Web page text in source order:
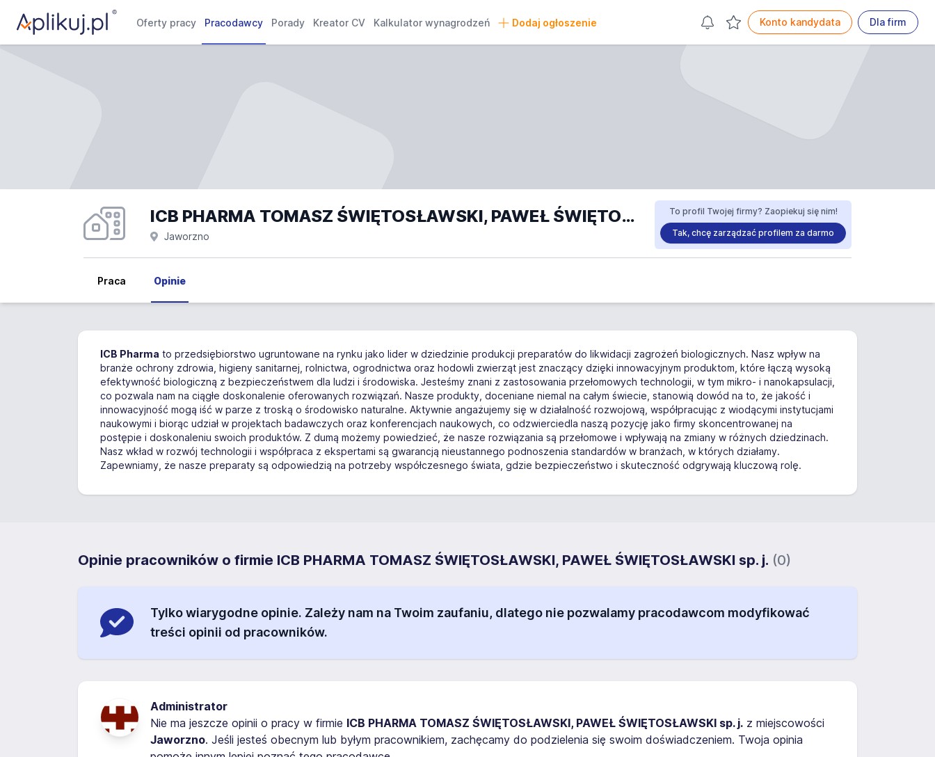
Oferty pracy Pracodawcy Porady Kreator CV Kalkulator wynagrodzeń Dodaj ogłoszenie Konto kandydata Dla firm
ICB PHARMA TOMASZ ŚWIĘTOSŁAWSKI, PAWEŁ ŚWIĘTOSŁAWSKI sp. j. opinie
Jaworzno
To profil Twojej firmy? Zaopiekuj się nim!
Tak, chcę zarządzać profilem za darmo
Praca Opinie
ICB Pharma to przedsiębiorstwo ugruntowane na rynku jako lider w dziedzinie produkcji preparatów do likwidacji zagrożeń biologicznych. Nasz wpływ na
branże ochrony zdrowia, higieny sanitarnej, rolnictwa, ogrodnictwa oraz hodowli zwierząt jest znaczący dzięki innowacyjnym produktom, które łączą wysoką
efektywność biologiczną z bezpieczeństwem dla ludzi i środowiska. Jesteśmy znani z zastosowania przełomowych technologii, w tym mikro- i nanokapsulacji,
co pozwala nam na ciągłe doskonalenie oferowanych rozwiązań. Nasze produkty, doceniane niemal na całym świecie, stanowią dowód na to, że jakość i
innowacyjność mogą iść w parze z troską o środowisko naturalne. Aktywnie angażujemy się w działalność rozwojową, współpracując z wiodącymi instytucjami
naukowymi i biorąc udział w projektach badawczych oraz konferencjach naukowych, co odzwierciedla naszą pozycję jako firmy skoncentrowanej na
postępie i doskonaleniu swoich produktów. Z dumą możemy powiedzieć, że nasze rozwiązania są przełomowe i wpływają na zmiany w różnych dziedzinach.
Nasz wkład w rozwój technologii i współpraca z ekspertami są gwarancją nieustannego podnoszenia standardów w branżach, w których działamy.
Zapewniamy, że nasze preparaty są odpowiedzią na potrzeby współczesnego świata, gdzie bezpieczeństwo i skuteczność odgrywają kluczową rolę.
Opinie pracowników o firmie ICB PHARMA TOMASZ ŚWIĘTOSŁAWSKI, PAWEŁ ŚWIĘTOSŁAWSKI sp. j. (0)
Tylko wiarygodne opinie. Zależy nam na Twoim zaufaniu, dlatego nie pozwalamy pracodawcom modyfikować
treści opinii od pracowników.
Administrator
Nie ma jeszcze opinii o pracy w firmie ICB PHARMA TOMASZ ŚWIĘTOSŁAWSKI, PAWEŁ ŚWIĘTOSŁAWSKI sp. j. z miejscowości
Jaworzno. Jeśli jesteś obecnym lub byłym pracownikiem, zachęcamy do podzielenia się swoim doświadczeniem. Twoja opinia